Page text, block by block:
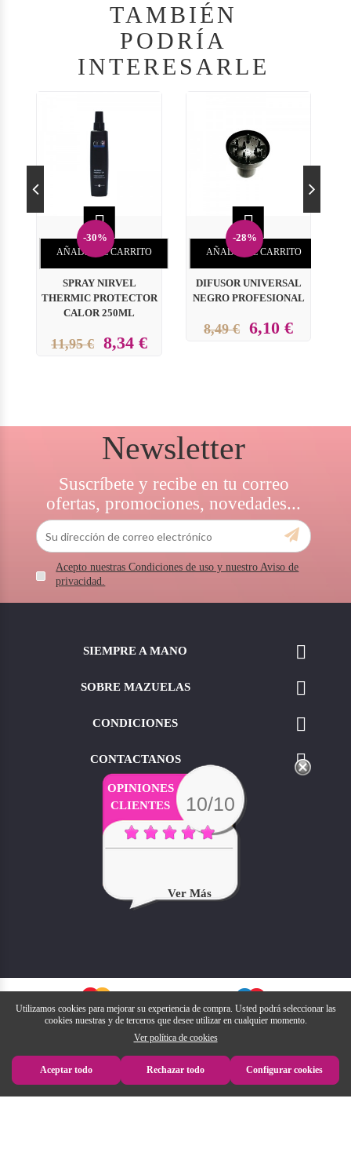
TAMBIÉN
PODRÍA
INTERESARLE
-30%

AÑADIR AL CARRITO
SPRAY NIRVEL
THERMIC PROTECTOR
CALOR 250ML
11,95 € 8,34 €
-28%

AÑADIR AL CARRITO
DIFUSOR UNIVERSAL
NEGRO PROFESIONAL
8,49 € 6,10 €
Newsletter
Suscríbete y recibe en tu correo
ofertas, promociones, novedades...
Acepto nuestras Condiciones de uso y nuestro Aviso de
privacidad.
SIEMPRE A MANO 
SOBRE MAZUELAS 
CONDICIONES 
CONTACTANOS 
OPINIONES
CLIENTES
10/10
Ver Más
Utilizamos cookies para mejorar su experiencia de compra. Usted podrá seleccionar las
cookies nuestras y de terceros que desee utilizar en cualquier momento.
Ver política de cookies
Aceptar todo Rechazar todo Configurar cookies